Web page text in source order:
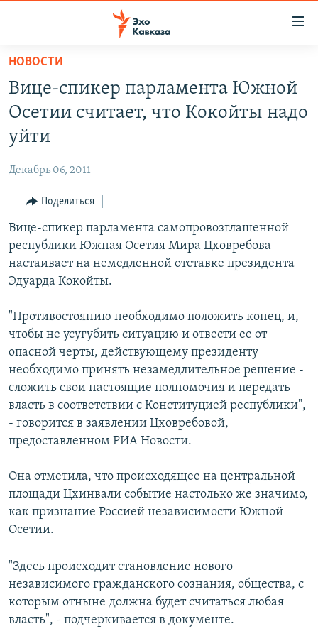
Вернуться
основному
содержанию
Вернутся
главной
навигации
Вернутся
поиску
ТБИЛИСИ
СУХУМИ
ВЕСЬ КАВКАЗ
СЕВЕРНЫЙ КАВКАЗ
АРМЕНИЯ
АЗЕРБАЙДЖАН
ТЕМЫ
ПОЛИТИКА
ЭКОНОМИКА
ОБЩЕСТВО
СПОРТ
МИР
РУБРИКИ
НЕКРУГЛЫЙ СТОЛ
ГОСТЬ НЕДЕЛИ
БЛОГИ
ГОЛОСА
ЧИТАЕМ ПРЕССУ
МУЛЬТИМЕДИА
ВИДЕО
АУДИО
АРХИВ РАДИОПРОГРАММЫ
ПРИСОЕДИНЯЙТЕСЬ!
Все сайты РСЕ/РС
НОВОСТИ
Вице-спикер парламента Южной
Осетии считает, что Кокойты надо
уйти
Декабрь 06, 2011
Поделиться
Вице-спикер парламента самопровозглашенной
республики Южная Осетия Мира Цховребова
настаивает на немедленной отставке президента
Эдуарда Кокойты.
"Противостоянию необходимо положить конец, и,
чтобы не усугубить ситуацию и отвести ее от
опасной черты, действующему президенту
необходимо принять незамедлительное решение -
сложить свои настоящие полномочия и передать
власть в соответствии с Конституцией республики",
- говорится в заявлении Цховребовой,
предоставленном РИА Новости.
Она отметила, что происходящее на центральной
площади Цхинвали событие настолько же значимо,
как признание Россией независимости Южной
Осетии.
"Здесь происходит становление нового
независимого гражданского сознания, общества, с
которым отныне должна будет считаться любая
власть", - подчеркивается в документе.